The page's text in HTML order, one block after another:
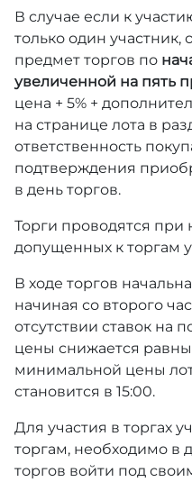
В случае если к
только один
предмет торгов по
увеличенной на пять
цена + 5% +
на странице лота в
ответственность
подтверждения
в день торгов.
Торги проводятся при
допущенных к торгам
В ходе торгов
начиная со второго
отсутствии ставок на
цены снижается
минимальной цены
становится в 15:00.
Для участия в торгах
торгам, необходимо в
торгов войти под